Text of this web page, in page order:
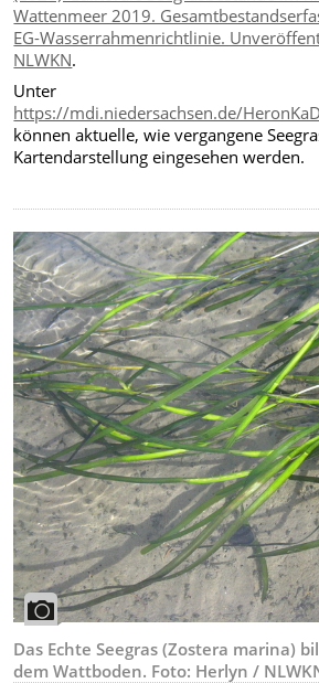
Wattenmeer 2019.
EG-Wasserrahmenrichtlinie.
NLWKN.
Unter
https://mdi.niedersachsen.de/
können aktuelle, wie vergangene
Kartendarstellung eingesehen werden.
Das Echte Seegras (Zostera marina)
dem Wattboden. Foto: Herlyn /